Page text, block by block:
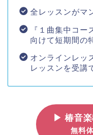
全レッスンがマ
『１曲集中コー
向けて短期間の
オンラインレッ
レッスンを受講
▶ 椿音楽
無料